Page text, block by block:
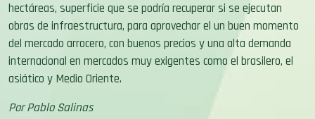
hectáreas, superficie que se podría recuperar si se ejecutan
obras de infraestructura, para aprovechar el un buen momento
del mercado arrocero, con buenos precios y una alta demanda
internacional en mercados muy exigentes como el brasilero, el
asiático y Medio Oriente.
Por Pablo Salinas